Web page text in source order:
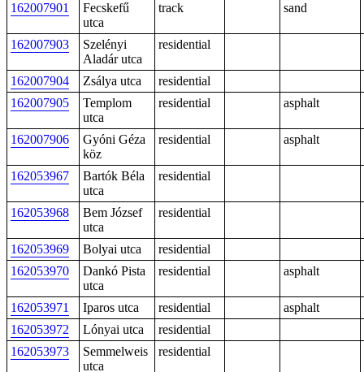
162007901
Fecskefű
utca
track sand
162007903
Szelényi
Aladár utca
residential
162007904 Zsálya utca
residential
162007905
Templom
utca
residential asphalt
162007906
Gyóni Géza
köz
residential asphalt
162053967
Bartók Béla
utca
residential
162053968
Bem József
utca
residential
162053969 Bolyai utca
residential
162053970
Dankó Pista
utca
residential asphalt
162053971 Iparos utca residential
asphalt
162053972
Lónyai utca
residential
162053973
Semmelweis
utca
residential